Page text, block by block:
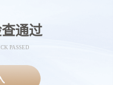
通过
PASSED